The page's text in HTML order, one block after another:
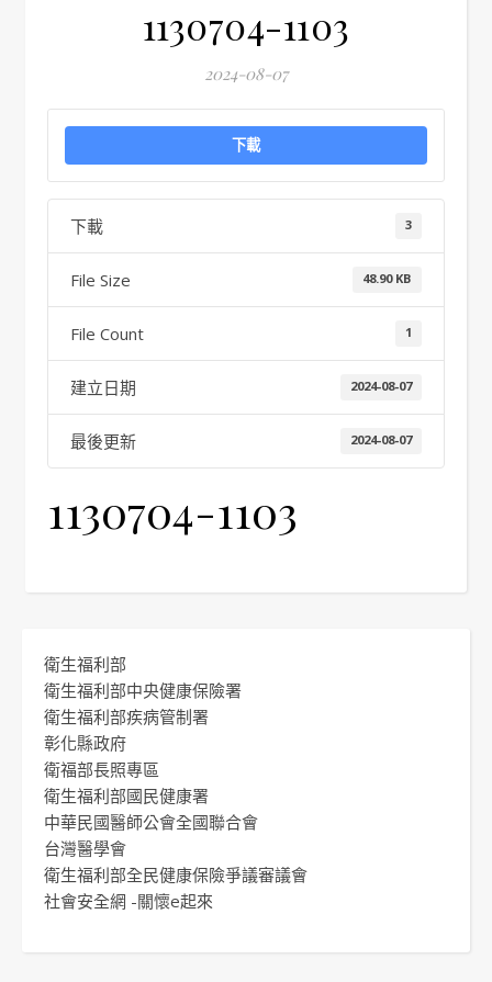
1130704-1103
2024-08-07
下載
下載 3
File Size 48.90 KB
File Count 1
建立日期 2024-08-07
最後更新 2024-08-07
1130704-1103
衛生福利部
衛生福利部中央健康保險署
衛生福利部疾病管制署
彰化縣政府
衛福部長照專區
衛生福利部國民健康署
中華民國醫師公會全國聯合會
台灣醫學會
衛生福利部全民健康保險爭議審議會
社會安全網 -關懷e起來